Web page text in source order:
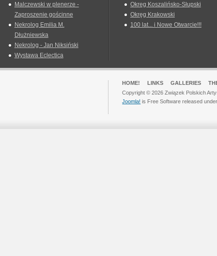
Malczewski w plenerze -
Zaproszenie gościnne
Nekrolog Emilia M.
Dłużniewska
Nekrolog - Jan Niksiński
Wystawa Eclectica
Okreg Koszalińsko-Słupski
Okręg Krakowski
100 lat... i Nowe Otwarcie!!!
HOME! LINKS GALLERIES
Copyright © 2026 Związek Polskich
Joomla! is Free Software released